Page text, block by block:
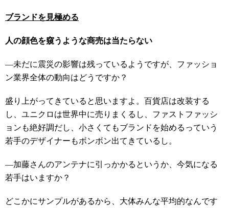
ブランドを見極める
人の顔色を窺うような商売は当たらない
―未だに震災の影響は残っているようですが、ファッショ
ン業界全体の動向はどうですか？
盛り上がってきていると思いますよ。百貨店は改装する
し、ユニクロは世界中に売りまくるし、ファストファッシ
ョンも絶好調だし、小さくてもブランドを始めるっていう
若手のデザイナーもボンボン出てきているし。
―加藤さんのアンテナに引っかかるというか、今気になる
若手はいますか？
どこかにサンプルがあるから、大体みんな平均的なんです